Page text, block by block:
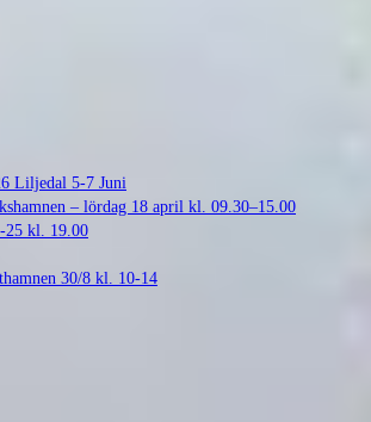
Liljedal 5-7 Juni
– lördag 18 april kl. 09.30–15.00
25 kl. 19.00
30/8 kl. 10-14